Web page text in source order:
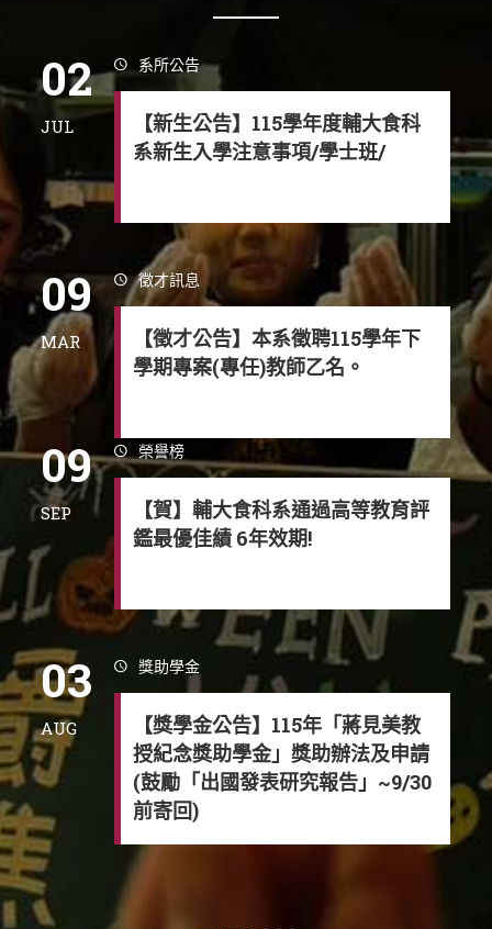
02
JUL
系所公告
【新生公告】115學年度輔大食科
系新生入學注意事項/學士班/
09
MAR
徵才訊息
【徵才公告】本系徵聘115學年下
學期專案(專任)教師乙名。
09
SEP
榮譽榜
【賀】輔大食科系通過高等教育評
鑑最優佳績 6年效期!
03
AUG
獎助學金
【獎學金公告】115年「蔣見美教
授紀念獎助學金」獎助辦法及申請
(鼓勵「出國發表研究報告」~9/30
前寄回)